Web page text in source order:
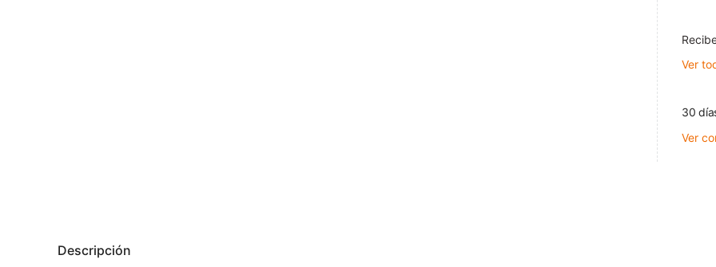
Ver
30
Ver
Descripción